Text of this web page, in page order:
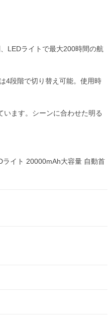
LEDライトで最大200時間の航
4段階で切り替え可能。使用時
ます。シーンに合わせた明る
イト 20000mAh大容量 自動首